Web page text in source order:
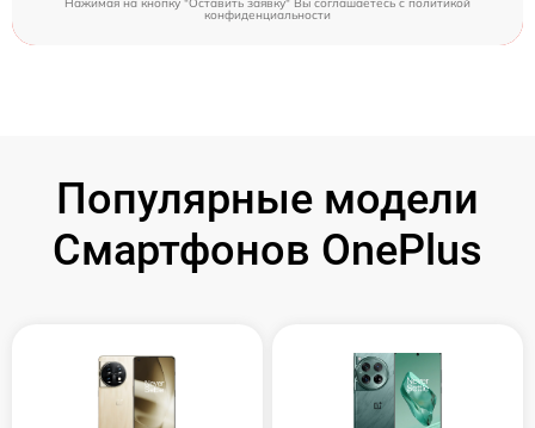
Нажимая на кнопку "Оставить заявку" Вы соглашаетесь c политикой
конфиденциальности
Популярные модели
Смартфонов OnePlus